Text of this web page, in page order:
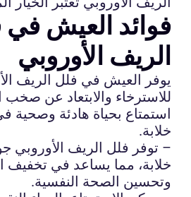
فوائد العيش في
الريف الأوروبي
يوفر العيش في فلل الريف
للاسترخاء والابتعاد عن صخب
استمتاع بحياة هادئة وصحية
خلابة.
– توفر فلل الريف الأوروبي
خلابة، مما يساعد في تخفيف
وتحسين الصحة النفسية.